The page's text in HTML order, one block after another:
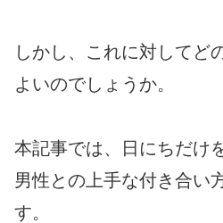
しかし、これに対してど
よいのでしょうか。
本記事では、日にちだけ
男性との上手な付き合い
す。